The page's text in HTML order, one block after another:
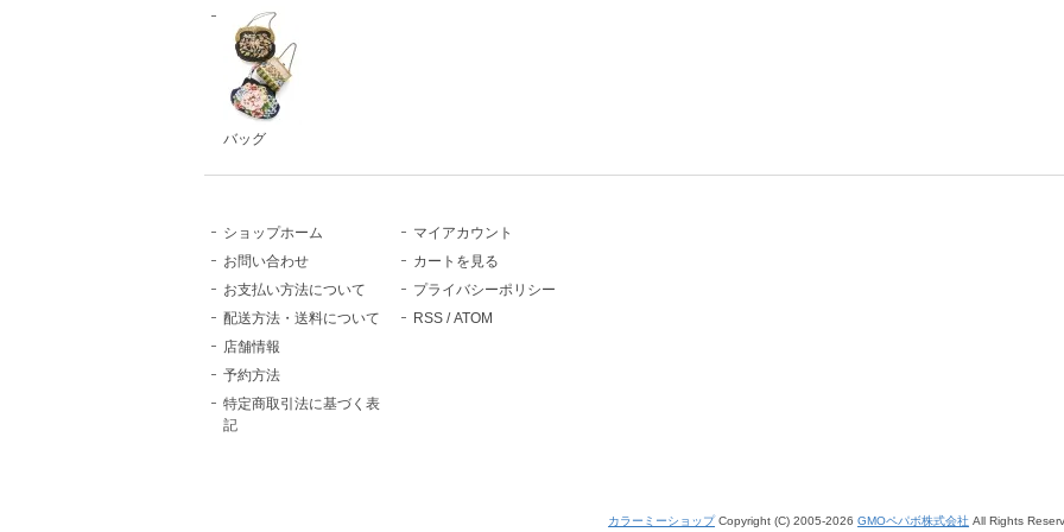
バッグ
ショップホーム
お問い合わせ
お支払い方法について
配送方法・送料について
店舗情報
予約方法
特定商取引法に基づく表
記
マイアカウント
カートを見る
プライバシーポリシー
RSS /ATOM
カラーミーショップCopyright (C) 2005-2026GMOペパボ株式会社 All Rights